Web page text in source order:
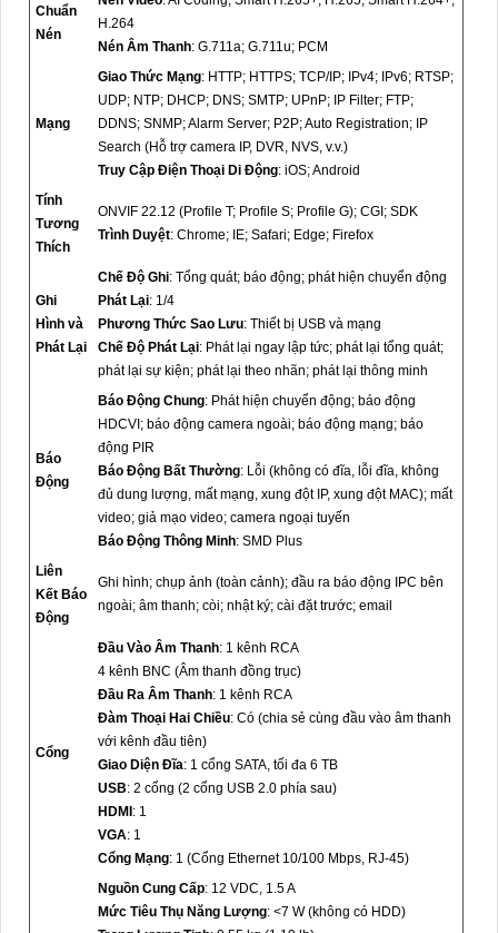
Chuẩn
Nén
H.264
Nén Âm Thanh: G.711a; G.711u; PCM
Mạng
Giao Thức Mạng: HTTP; HTTPS; TCP/IP; IPv4; IPv6; RTSP;
UDP; NTP; DHCP; DNS; SMTP; UPnP; IP Filter; FTP;
DDNS; SNMP; Alarm Server; P2P; Auto Registration; IP
Search (Hỗ trợ camera IP, DVR, NVS, v.v.)
Truy Cập Điện Thoại Di Động: iOS; Android
Tính
Tương
Thích
ONVIF 22.12 (Profile T; Profile S; Profile G); CGI; SDK
Trình Duyệt: Chrome; IE; Safari; Edge; Firefox
Ghi
Hình và
Phát Lại
Chế Độ Ghi: Tổng quát; báo động; phát hiện chuyển động
Phát Lại: 1/4
Phương Thức Sao Lưu: Thiết bị USB và mạng
Chế Độ Phát Lại: Phát lại ngay lập tức; phát lại tổng quát;
phát lại sự kiện; phát lại theo nhãn; phát lại thông minh
Báo
Động
Báo Động Chung: Phát hiện chuyển động; báo động
HDCVI; báo động camera ngoài; báo động mạng; báo
động PIR
Báo Động Bất Thường: Lỗi (không có đĩa, lỗi đĩa, không
đủ dung lượng, mất mạng, xung đột IP, xung đột MAC); mất
video; giả mạo video; camera ngoại tuyến
Báo Động Thông Minh: SMD Plus
Liên
Kết Báo
Động
Ghi hình; chụp ảnh (toàn cảnh); đầu ra báo động IPC bên
ngoài; âm thanh; còi; nhật ký; cài đặt trước; email
Cổng
Đầu Vào Âm Thanh: 1 kênh RCA
4 kênh BNC (Âm thanh đồng trục)
Đầu Ra Âm Thanh: 1 kênh RCA
Đàm Thoại Hai Chiều: Có (chia sẻ cùng đầu vào âm thanh
với kênh đầu tiên)
Giao Diện Đĩa: 1 cổng SATA, tối đa 6 TB
USB: 2 cổng (2 cổng USB 2.0 phía sau)
HDMI: 1
VGA: 1
Cổng Mạng: 1 (Cổng Ethernet 10/100 Mbps, RJ-45)
Nguồn Cung Cấp: 12 VDC, 1.5 A
Mức Tiêu Thụ Năng Lượng: <7 W (không có HDD)